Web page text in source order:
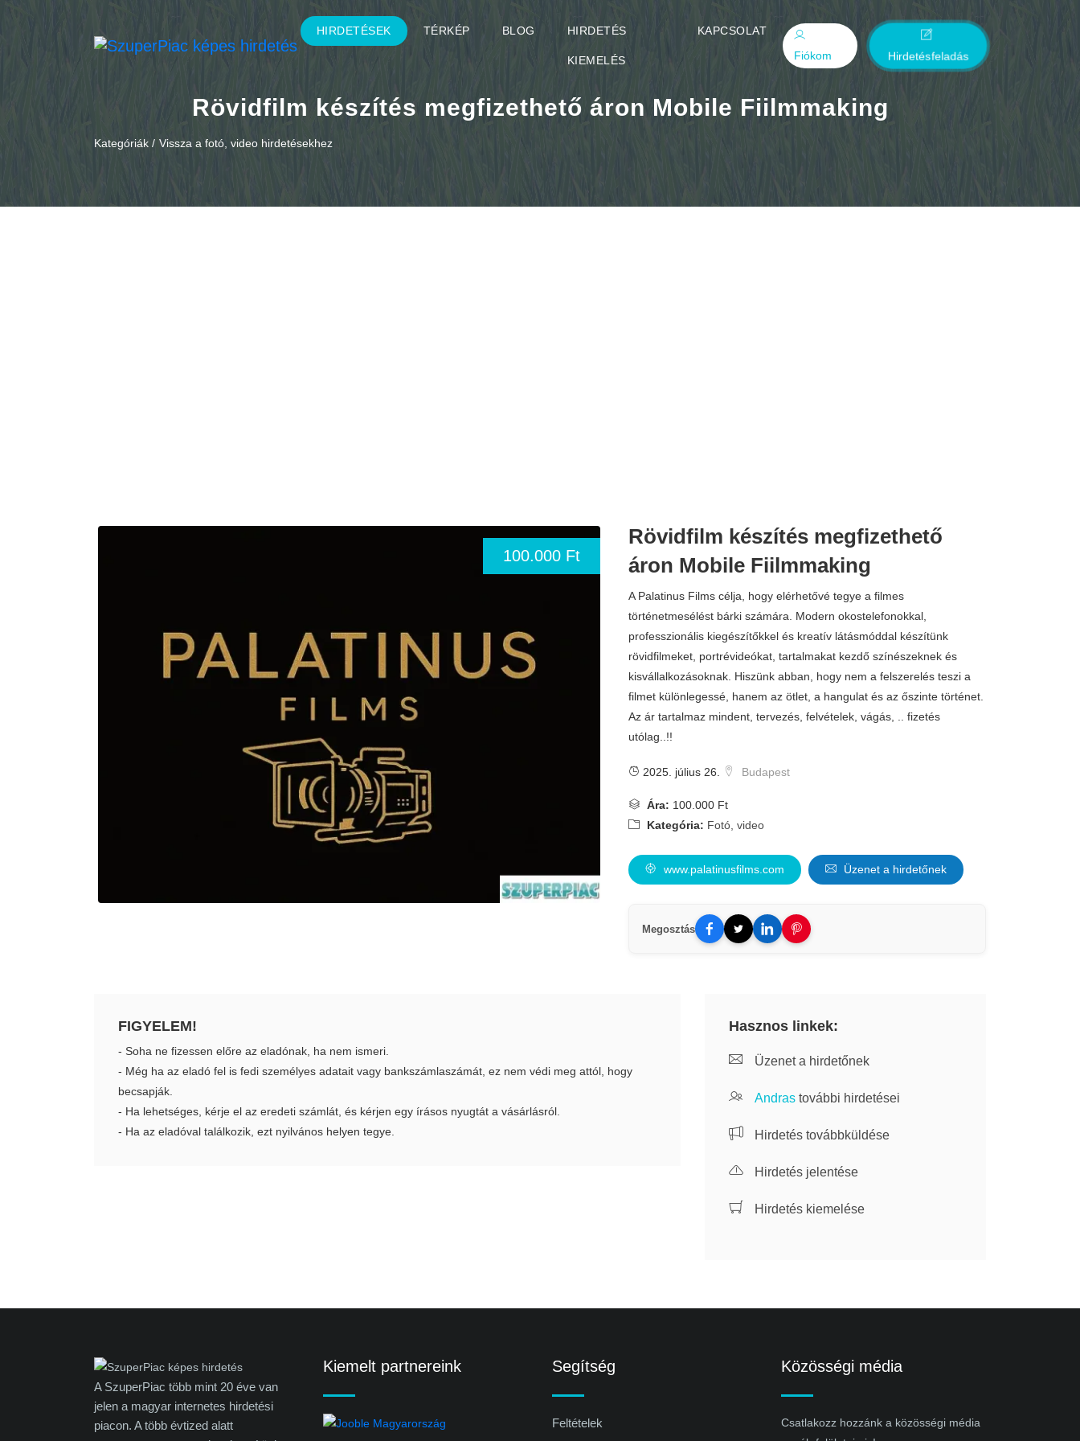
HIRDETÉSEK TÉRKÉP BLOG HIRDETÉS
KIEMELÉS
KAPCSOLAT
Fiókom
Hirdetésfeladás
Rövidfilm készítés megfizethető áron Mobile Fiilmmaking
Kategóriák / Vissza a fotó, video hirdetésekhez
100.000 Ft
Rövidfilm készítés megfizethető
áron Mobile Fiilmmaking
A Palatinus Films célja, hogy elérhetővé tegye a filmes
történetmesélést bárki számára. Modern okostelefonokkal,
professzionális kiegészítőkkel és kreatív látásmóddal készítünk
rövidfilmeket, portrévideókat, tartalmakat kezdő színészeknek és
kisvállalkozásoknak. Hiszünk abban, hogy nem a felszerelés teszi a
filmet különlegessé, hanem az ötlet, a hangulat és az őszinte történet.
Az ár tartalmaz mindent, tervezés, felvételek, vágás, .. fizetés
utólag..!!
2025. július 26. Budapest
Ára: 100.000 Ft
Kategória: Fotó, video
www.palatinusfilms.com Üzenet a hirdetőnek
Megosztás
FIGYELEM!
- Soha ne fizessen előre az eladónak, ha nem ismeri.
- Még ha az eladó fel is fedi személyes adatait vagy bankszámlaszámát, ez nem védi meg attól, hogy
becsapják.
- Ha lehetséges, kérje el az eredeti számlát, és kérjen egy írásos nyugtát a vásárlásról.
- Ha az eladóval találkozik, ezt nyilvános helyen tegye.
Hasznos linkek:
Üzenet a hirdetőnek
Andras további hirdetései
Hirdetés továbbküldése
Hirdetés jelentése
Hirdetés kiemelése
A SzuperPiac több mint 20 éve van
jelen a magyar internetes hirdetési
piacon. A több évtized alatt
Kiemelt partnereink Segítség
Feltételek
Közösségi média
Csatlakozz hozzánk a közösségi média